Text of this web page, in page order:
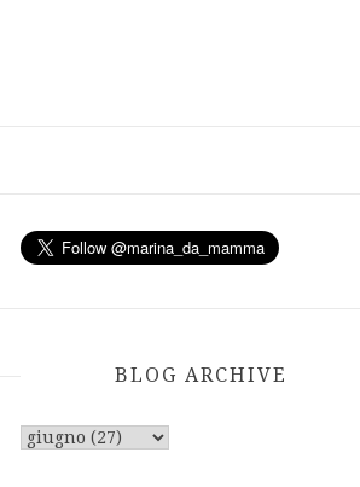
BLOG ARCHIVE